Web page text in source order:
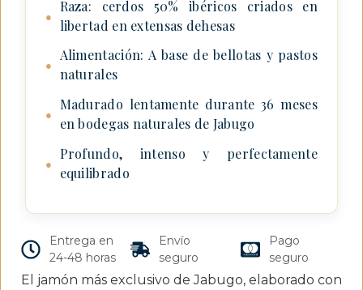
●
Raza: cerdos 50% ibéricos criados en
libertad en extensas dehesas
●
Alimentación: A base de bellotas y pastos
naturales
●
Madurado lentamente durante 36 meses
en bodegas naturales de Jabugo
●
Profundo, intenso y perfectamente
equilibrado
Entrega en
24-48 horas
Envío
seguro
Pago
seguro
El jamón más exclusivo de Jabugo, elaborado con